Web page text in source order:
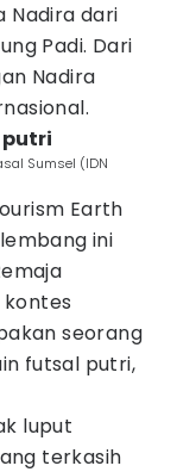
Nadira dari
Padi. Dari
Nadira
Sumsel (IDN
Earth
ini
kontes
seorang
futsal putri,
luput
terkasih